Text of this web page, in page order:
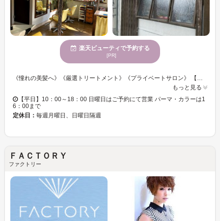
楽天ビューティで予約する
[PR]
《憧れの美髪へ》《厳選トリートメント》《プライベートサロン》 【自分らしさにトレンドをプラス◎当サロンで旬を押さえたスタイルが手に入る☆彡】 こだわり抜いたカラー剤や選りすぐりのトリートメント剤を導入◎ 髪の健康を守り、いつまでも艶やかな髪を再現できるように、精一杯お手伝いをさせていただきます！ ダメージヘアもうるツヤ髪に◎磨き上げたテクニックであなたを素敵なスタイルへ♪
もっと見る
【平日】10：00～18：00 日曜日はご予約にて営業 パーマ・カラーは1
6：00まで
定休日： 毎週月曜日、日曜日隔週
ＦＡＣＴＯＲＹ
ファクトリー